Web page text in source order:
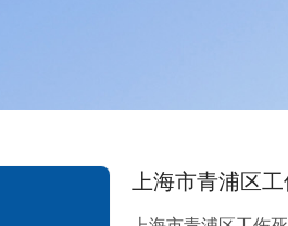
上海市青浦区